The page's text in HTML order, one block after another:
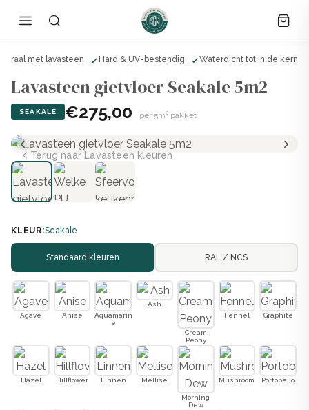
met lavasteen Hard & UV-bestendig Waterdicht tot in de kern
Lavasteen gietvloer Seakale 5m2
SEAKALE €275,00 per 5m² pakket
Terug naar Lavasteen kleuren
KLEUR:Seakale
Standaard kleuren RAL / NCS
Agave Anise
Aquamarin
e
Ash
Cream
Peony
Fennel Graphite
Hazel Hillflower Linnen Mellise
Morning
Dew
Mushroom Portobello